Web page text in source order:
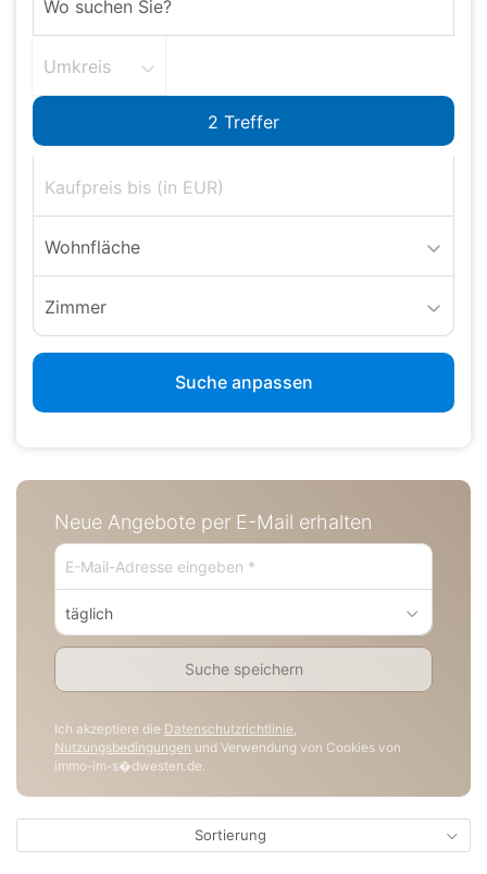
Umkreis
Wohnfläche
Zimmer
Suche anpassen
Neue Angebote per E-Mail erhalten
täglich
Suche speichern
Ich akzeptiere die Datenschutzrichtlinie,
Nutzungsbedingungen und Verwendung von Cookies von
immo-im-s�dwesten.de.
Sortierung